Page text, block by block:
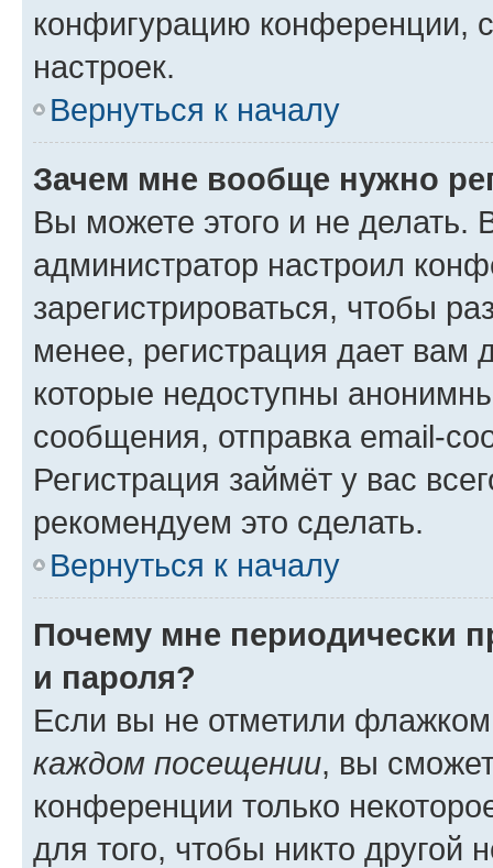
конфигурацию конференции,
настроек.
Вернуться к началу
Зачем мне вообще нужно
Вы можете этого и не делать.
администратор настроил
зарегистрироваться, чтобы
менее, регистрация дает вам
которые недоступны
сообщения, отправка email-
Регистрация займёт у вас
рекомендуем это сделать.
Вернуться к началу
Почему мне периодически
и пароля?
Если вы не отметили
каждом посещении, вы
конференции только
для того, чтобы никто другой